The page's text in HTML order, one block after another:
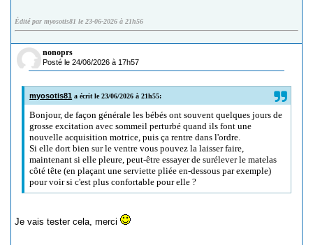
Édité par myosotis81 le 23-06-2026 à 21h56
nonoprs
Posté le 24/06/2026 à 17h57
myosotis81 a écrit le 23/06/2026 à 21h55:
Bonjour, de façon générale les bébés ont souvent quelques jours de
grosse excitation avec sommeil perturbé quand ils font une
nouvelle acquisition motrice, puis ça rentre dans l'ordre.
Si elle dort bien sur le ventre vous pouvez la laisser faire,
maintenant si elle pleure, peut-être essayer de surélever le matelas
côté tête (en plaçant une serviette pliée en-dessous par exemple)
pour voir si c'est plus confortable pour elle ?
Je vais tester cela, merci